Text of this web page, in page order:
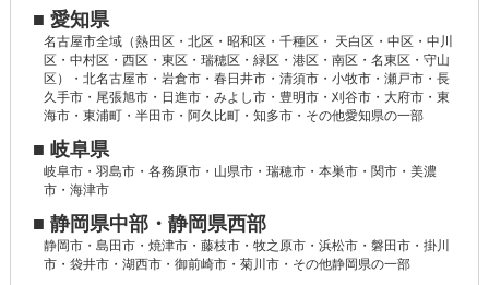
■ 愛知県
名古屋市全域（熱田区・北区・昭和区・千種区・ 天白区・中区・中川
区・中村区・西区・東区・瑞穂区・緑区・港区・南区・名東区・守山
区）・北名古屋市・岩倉市・春日井市・清須市・小牧市・瀬戸市・長
久手市・尾張旭市・日進市・みよし市・豊明市・刈谷市・大府市・東
海市・東浦町・半田市・阿久比町・知多市・その他愛知県の一部
■ 岐阜県
岐阜市・羽島市・各務原市・山県市・瑞穂市・本巣市・関市・美濃
市・海津市
■ 静岡県中部・静岡県西部
静岡市・島田市・焼津市・藤枝市・牧之原市・浜松市・磐田市・掛川
市・袋井市・湖西市・御前崎市・菊川市・その他静岡県の一部